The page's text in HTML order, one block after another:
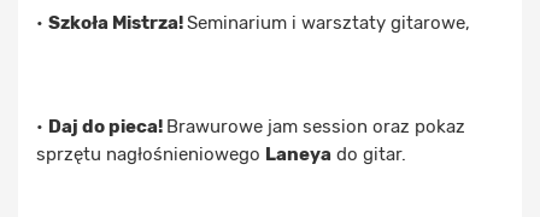
• Szkoła Mistrza!Seminarium i warsztaty gitarowe,
• Daj do pieca! Brawurowe jam session oraz pokaz
sprzętu nagłośnieniowego Laneya do gitar.